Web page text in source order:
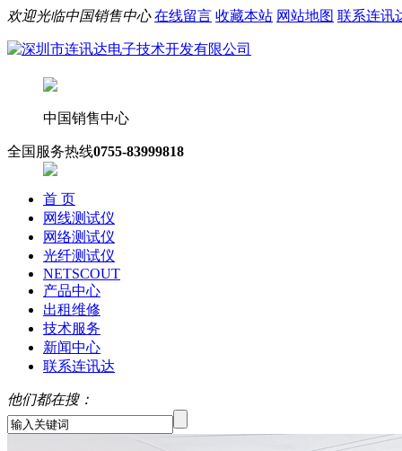
欢迎光临中国销售中心 在线留言 收藏本站 网站地图 联系连讯
中国销售中心
全国服务热线0755-83999818
首 页
网线测试仪
网络测试仪
光纤测试仪
NETSCOUT
产品中心
出租维修
技术服务
新闻中心
联系连讯达
他们都在搜：